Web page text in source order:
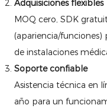
Adquisiciones flexibles
MOQ cero, SDK
(apariencia/funciones)
de instalaciones
Soporte confiable
Asistencia técnica en
año para un